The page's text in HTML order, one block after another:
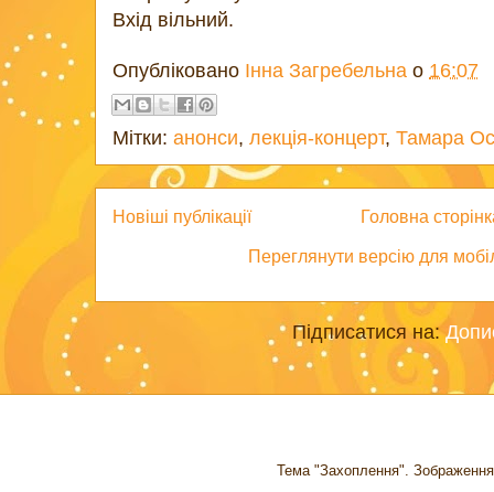
Вхід вільний.
Опубліковано Інна Загребельна о 16:07
Мітки: анонси, лекція-концерт, Тамара
Новіші публікації Головна
Переглянути версію для
Підписатися на:
Тема "Захоплення".